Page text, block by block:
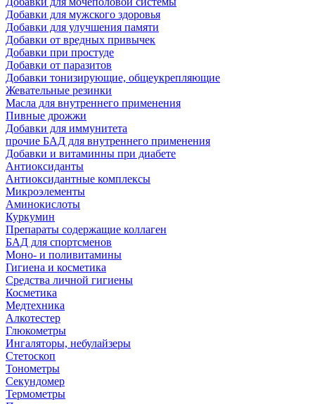
Добавки для мужского здоровья
Добавки для улучшения памяти
Добавки от вредных привычек
Добавки при простуде
Добавки от паразитов
Добавки тонизирующие, общеукрепляющие
Жевательные резинки
Масла для внутреннего применения
Пивные дрожжи
Добавки для иммунитета
прочие БАД для внутреннего применения
Добавки и витаминны при диабете
Антиоксиданты
Антиоксидантные комплексы
Микроэлементы
Аминокислоты
Куркумин
Препараты содержащие коллаген
БАД для спортсменов
Моно- и поливитамины
Гигиена и косметика
Средства личной гигиены
Косметика
Медтехника
Алкотестер
Глюкометры
Ингаляторы, небулайзеры
Стетоскоп
Тонометры
Секундомер
Термометры